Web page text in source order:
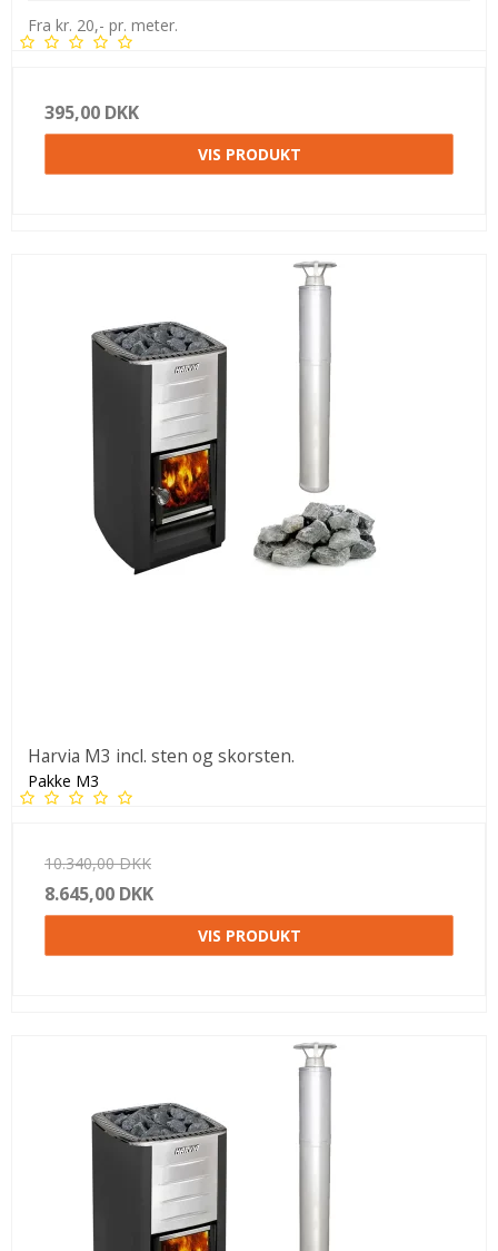
Fra kr. 20,- pr. meter.
395,00 DKK
VIS PRODUKT
Harvia M3 incl. sten og skorsten.
Pakke M3
10.340,00 DKK
8.645,00 DKK
VIS PRODUKT